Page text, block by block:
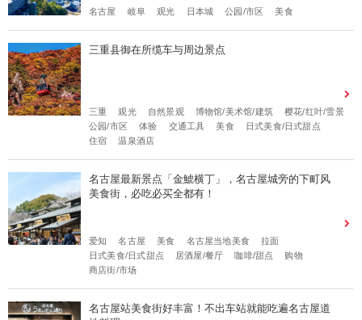
名古屋 岐阜 观光 日本城 公园/市区 美食
三重县御在所缆车与周边景点
三重 观光 自然景观 博物馆/美术馆/建筑
樱花/红叶/雪景
公园/市区
体验 交通工具 美食
日式美食/日式甜点
住宿
温泉酒店
名古屋最新景点「金鯱横丁」，名古屋城旁的下町风
美食街，必吃必买全都有！
爱知 名古屋 美食 名古屋当地美食
拉面
日式美食/日式甜点
居酒屋/餐厅 咖啡/甜点
购物
商店街/市场
名古屋站美食街好丰富！不出车站就能吃遍名古屋道